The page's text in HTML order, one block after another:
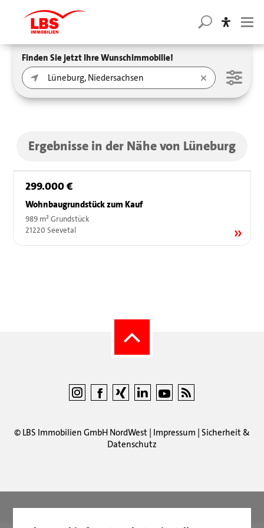
Finden Sie jetzt Ihre Wunschimmobilie!
Ergebnisse in der Nähe von Lüneburg
299.000 €
Wohnbaugrundstück zum Kauf
989 m² Grundstück
21220 Seevetal
© LBS Immobilien GmbH NordWest Impressum Sicherheit &
Datenschutz
LBS Immobilien GmbH NordWesthat4,87von5Sternen